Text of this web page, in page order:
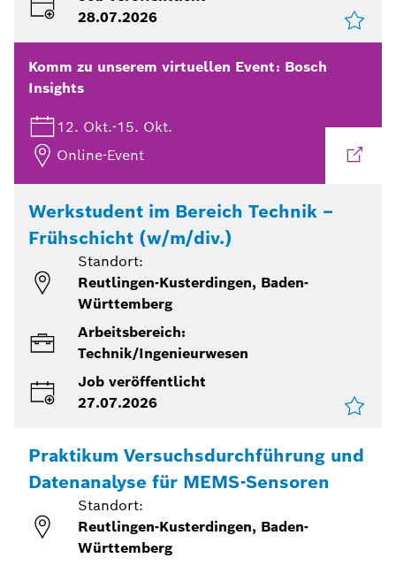
28.07.2026
Komm zu unserem virtuellen Event: Bosch
Insights
12. Okt.-15. Okt.
Online-Event
Werkstudent im Bereich Technik –
Frühschicht (w/m/div.)
Standort:
Reutlingen-Kusterdingen, Baden-
Württemberg
Arbeitsbereich:
Technik/Ingenieurwesen
Job veröffentlicht
27.07.2026
Praktikum Versuchsdurchführung und
Datenanalyse für MEMS-Sensoren
Standort:
Reutlingen-Kusterdingen, Baden-
Württemberg